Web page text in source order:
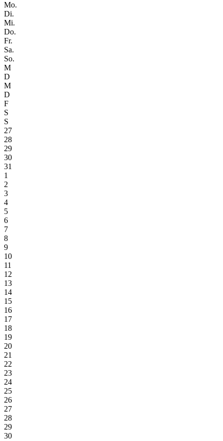
Mo.
Di.
Mi.
Do.
Fr.
Sa.
So.
M
D
M
D
F
S
S
27
28
29
30
31
1
2
3
4
5
6
7
8
9
10
11
12
13
14
15
16
17
18
19
20
21
22
23
24
25
26
27
28
29
30